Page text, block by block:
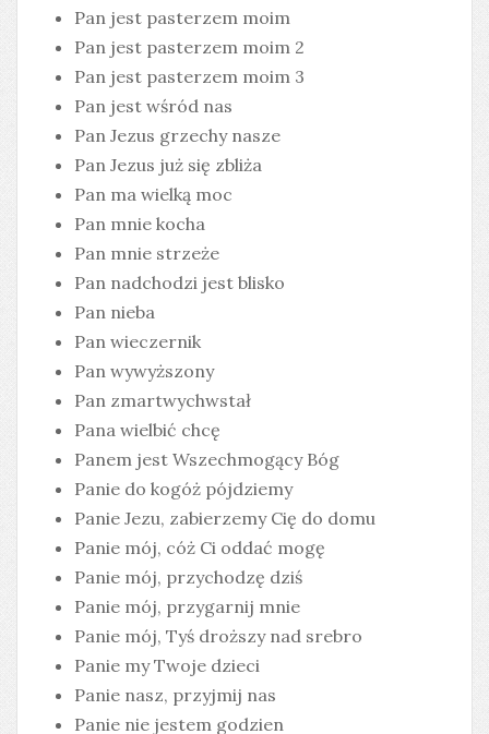
Pan jest pasterzem moim
Pan jest pasterzem moim 2
Pan jest pasterzem moim 3
Pan jest wśród nas
Pan Jezus grzechy nasze
Pan Jezus już się zbliża
Pan ma wielką moc
Pan mnie kocha
Pan mnie strzeże
Pan nadchodzi jest blisko
Pan nieba
Pan wieczernik
Pan wywyższony
Pan zmartwychwstał
Pana wielbić chcę
Panem jest Wszechmogący Bóg
Panie do kogóż pójdziemy
Panie Jezu, zabierzemy Cię do domu
Panie mój, cóż Ci oddać mogę
Panie mój, przychodzę dziś
Panie mój, przygarnij mnie
Panie mój, Tyś droższy nad srebro
Panie my Twoje dzieci
Panie nasz, przyjmij nas
Panie nie jestem godzien